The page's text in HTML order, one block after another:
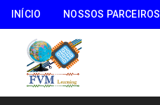
INÍCIO NOSSOS PARCEIROS